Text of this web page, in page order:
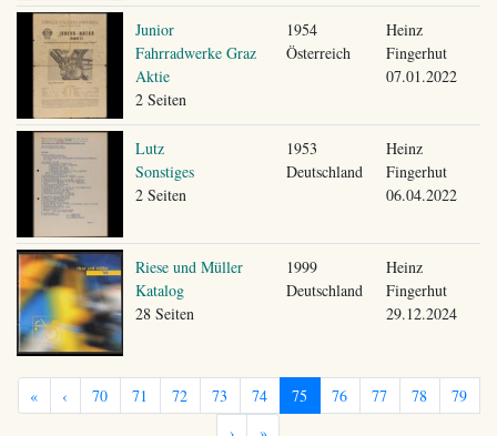
Junior
Fahrradwerke Graz
Aktie
2 Seiten
1954
Österreich
Heinz
Fingerhut
07.01.2022
Lutz
Sonstiges
2 Seiten
1953
Deutschland
Heinz
Fingerhut
06.04.2022
Riese und Müller
Katalog
28 Seiten
1999
Deutschland
Heinz
Fingerhut
29.12.2024
« ‹ 70 71 72 73 74 75 76 77 78
79
›
»